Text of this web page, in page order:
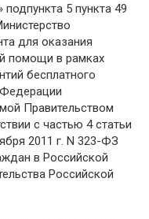
5 пункта 49
для оказания
помощи в рамках
бесплатного
Правительством
с частью 4 статьи
2011 г. N 323-ФЗ
в Российской
Российской